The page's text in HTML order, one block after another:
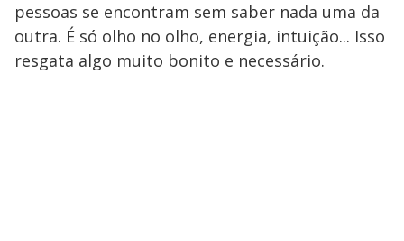
pessoas se encontram sem saber nada uma da
outra. É só olho no olho, energia, intuição... Isso
resgata algo muito bonito e necessário.